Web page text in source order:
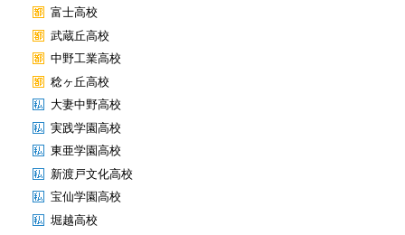
富士高校
武蔵丘高校
中野工業高校
稔ヶ丘高校
大妻中野高校
実践学園高校
東亜学園高校
新渡戸文化高校
宝仙学園高校
堀越高校